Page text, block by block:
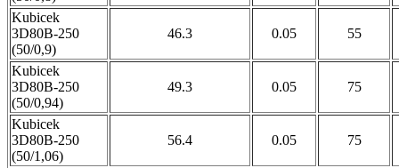
Kubicek
3D80B-250
(50/0,9)
46.3 0.05 55
Kubicek
3D80B-250
(50/0,94)
49.3 0.05 75
Kubicek
3D80B-250
(50/1,06)
56.4 0.05 75